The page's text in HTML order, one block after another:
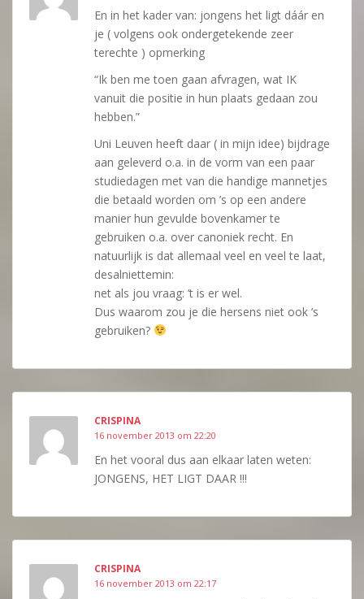
En in het kader van: jongens het ligt dáár en
je ( volgens ook ondergetekende zeer
terechte ) opmerking
“Ik ben me toen gaan afvragen, wat IK
vanuit die positie in hun plaats gedaan zou
hebben.”
Uni Leuven heeft daar ( in mijn idee) bijdrage
aan geleverd o.a. in de vorm van een paar
studiedagen met van die handige mannetjes
die betaald worden om ’s op een andere
manier hun gevulde bovenkamer te
gebruiken o.a. over canoniek recht. En
natuurlijk is dat allemaal veel en veel te laat,
desalniettemin:
net als jou vraag: ’t is er wel.
Dus waarom zou je die hersens niet ook ’s
gebruiken?
CRISPINA
16 november 2013 om 22:20
En het vooral dus aan elkaar laten weten:
JONGENS, HET LIGT DAAR !!!
CRISPINA
16 november 2013 om 22:17